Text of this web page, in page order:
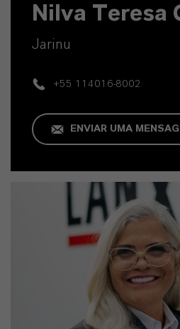
Nilva Teresa
Jarinu
+55 114016-8002
ENVIAR UMA